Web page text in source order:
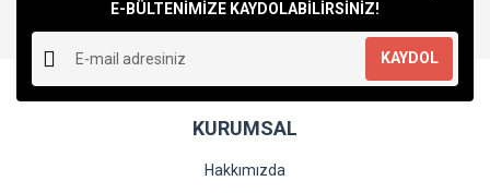
E-BÜLTENİMİZE KAYDOLABİLİRSİNİZ!
KAYDOL
KURUMSAL
Hakkımızda